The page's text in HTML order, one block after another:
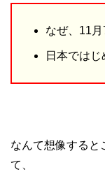
なぜ、11
日本では
なんて想像すると
て、